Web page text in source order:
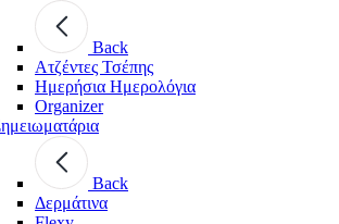
Back
Ατζέντες Τσέπης
Ημερήσια Ημερολόγια
Organizer
Back
Δερμάτινα